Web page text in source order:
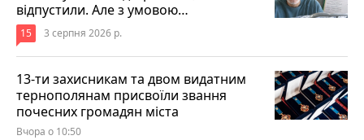
відпустили. Але з умовою…
15 3 серпня 2026 р.
13-ти захисникам та двом видатним
тернополянам присвоїли звання
почесних громадян міста
Вчора о 10:50